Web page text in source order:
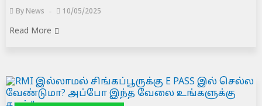
By News 10/05/2025
Read More